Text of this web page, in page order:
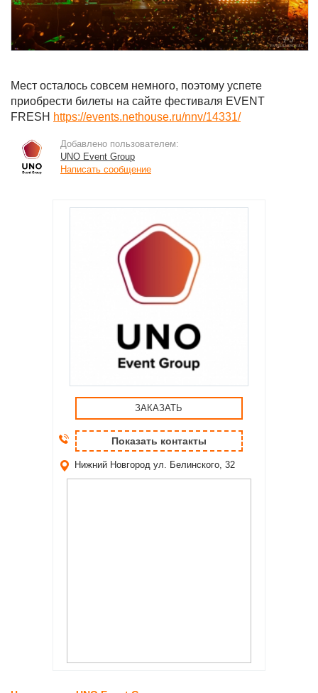
Мест осталось совсем немного, поэтому успете
приобрести билеты на сайте фестиваля EVENT
FRESH https://events.nethouse.ru/nnv/14331/
Добавлено пользователем:
UNO Event Group
Написать сообщение
ЗАКАЗАТЬ
Показать контакты
Нижний Новгород ул. Белинского, 32